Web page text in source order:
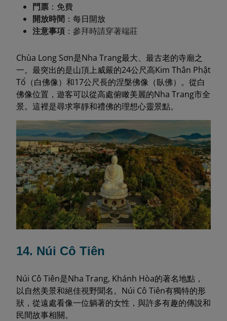
門票 ：免費
開放時間 ：每日開放
注意事項 ：參拜時請穿著端莊
Chùa Long Sơn是Nha Trang最大、最古老的寺廟之
一。最突出的是山頂上威嚴的24公尺高Kim Thân Phật
Tổ（白佛像）和17公尺長的涅槃佛像（臥佛）。從白
佛像位置，遊客可以從高處俯瞰美麗的Nha Trang市全
景。這裡是尋求寧靜和禮佛的理想心靈景點。
14. Núi Cô Tiên
Núi Cô Tiên是Nha Trang, Khánh Hòa的著名地點，
以自然美景和絕佳視野聞名。Núi Cô Tiên有獨特的形
狀，從遠處看像一位躺著的女性，與許多有趣的傳說和
民間故事相關。